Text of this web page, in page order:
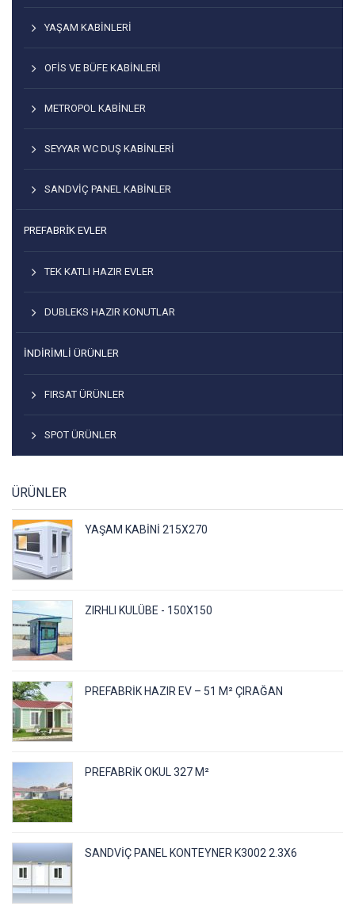
YAŞAM KABINLERI
OFIS VE BÜFE KABINLERI
METROPOL KABINLER
SEYYAR WC DUŞ KABINLERI
SANDVIÇ PANEL KABINLER
PREFABRİK EVLER
TEK KATLI HAZIR EVLER
DUBLEKS HAZIR KONUTLAR
İNDIRIMLI ÜRÜNLER
FIRSAT ÜRÜNLER
SPOT ÜRÜNLER
ÜRÜNLER
YAŞAM KABINI 215X270
ZIRHLI KULÜBE - 150X150
PREFABRIK HAZIR EV – 51 M² ÇIRAĞAN
PREFABRIK OKUL 327 M²
SANDVIÇ PANEL KONTEYNER K3002 2.3X6